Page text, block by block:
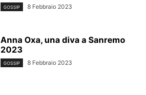
GOSSIP 8 Febbraio 2023
Anna Oxa, una diva a Sanremo
2023
GOSSIP 8 Febbraio 2023